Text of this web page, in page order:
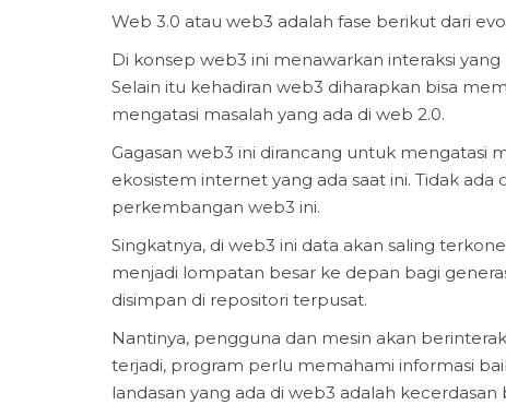
Web 3.0 atau web3 adalah fase berikut dari
Di konsep web3 ini menawarkan interaksi
Selain itu kehadiran web3 diharapkan bisa
mengatasi masalah yang ada di web 2.0.
Gagasan web3 ini dirancang untuk mengatasi
ekosistem internet yang ada saat ini. Tidak
perkembangan web3 ini.
Singkatnya, di web3 ini data akan saling
menjadi lompatan besar ke depan bagi
disimpan di repositori terpusat.
Nantinya, pengguna dan mesin akan
terjadi, program perlu memahami informasi
landasan yang ada di web3 adalah